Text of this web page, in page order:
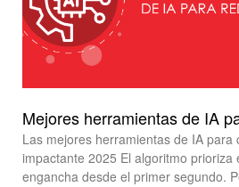
Mejores herramientas de IA
Las mejores herramientas de IA para
impactante 2025 El algoritmo prioriza
engancha desde el primer segundo.